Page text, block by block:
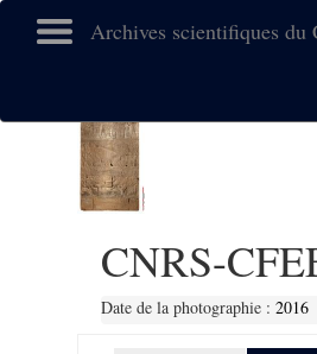
Archives scientifiques du
CNRS-
Date de la photographie : 2016